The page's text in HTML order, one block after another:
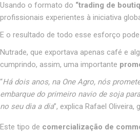
Usando o formato do “trading de
profissionais experientes à iniciativa
E o resultado de todo esse esforço
Nutrade, que exportava apenas café e
cumprindo, assim, uma importante
“Há dois anos, na One Agro, nós
embarque do primeiro navio de soja
no seu dia a dia”, explica Rafael
Este tipo de comercialização de